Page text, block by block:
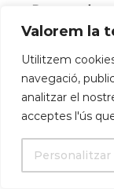
Valorem la
Utilitzem
navegació,
analitzar el
acceptes l'ús
Personalitzar
Durant el
equips
importants a
del Baix